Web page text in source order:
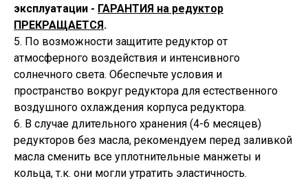
эксплуатации - ГАРАНТИЯ на редуктор
ПРЕКРАЩАЕТСЯ .
5. По возможности защитите редуктор от
атмосферного воздействия и интенсивного
солнечного света. Обеспечьте условия и
пространство вокруг редуктора для естественного
воздушного охлаждения корпуса редуктора.
6. В случае длительного хранения (4-6 месяцев)
редукторов без масла, рекомендуем перед заливкой
масла сменить все уплотнительные манжеты и
кольца, т.к. они могли утратить эластичность.